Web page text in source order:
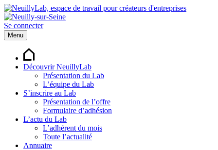
Se connecter
Menu
Découvrir NeuillyLab
Présentation du Lab
L’équipe du Lab
S’inscrire au Lab
Présentation de l’offre
Formulaire d’adhésion
L’actu du Lab
L’adhérent du mois
Toute l’actualité
Annuaire